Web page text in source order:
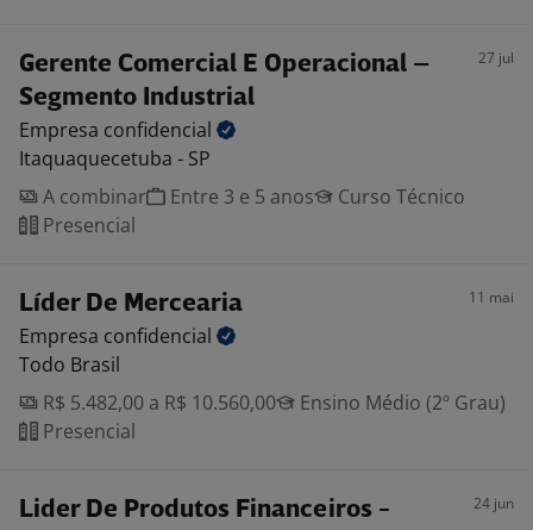
Gerente Comercial E Operacional –
Segmento Industrial
27 jul
Empresa confidencial
Itaquaquecetuba - SP
A combinar
Entre 3 e 5 anos
Curso Técnico
Presencial
Líder De Mercearia 11 mai
Empresa confidencial
Todo Brasil
R$ 5.482,00 a R$ 10.560,00
Ensino Médio (2º Grau)
Presencial
Lider De Produtos Financeiros -
24 jun